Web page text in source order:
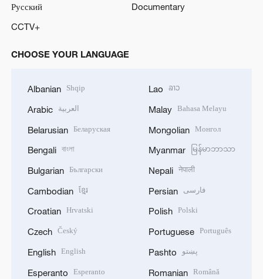
Русский
Documentary
CCTV+
CHOOSE YOUR LANGUAGE
Albanian Shqip
Arabic العربية
Belarusian Беларуская
Bengali বাংলা
Bulgarian Български
Cambodian ខ្មែរ
Croatian Hrvatski
Czech Český
English English
Esperanto Esperanto
Lao ລາວ
Malay Bahasa Melayu
Mongolian Монгол
Myanmar မြန်မာဘာသာ
Nepali नेपाली
Persian فارسی
Polish Polski
Portuguese Português
Pashto پښتو
Romanian Română